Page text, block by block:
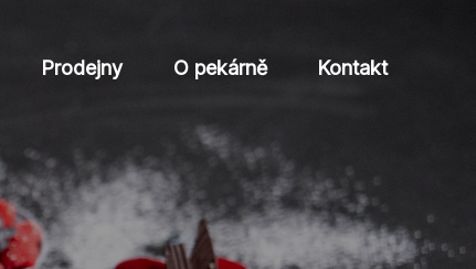
Prodejny O pekárně Kontakt